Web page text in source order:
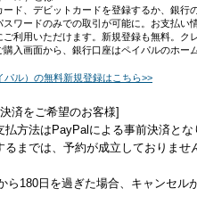
ード、デビットカードを登録するか、銀行
スワードのみでの取引が可能に。お支払い
ご利用いただけます。新規登録も無料。ク
購入画面から、銀行口座はペイパルのホー
パル）の無料新規登録はこちら>>
済をご希望のお客様]
払方法はPayPalによる事前決済とな
るまでは、予約が成立しておりませ
ら180日を過ぎた場合、キャンセル